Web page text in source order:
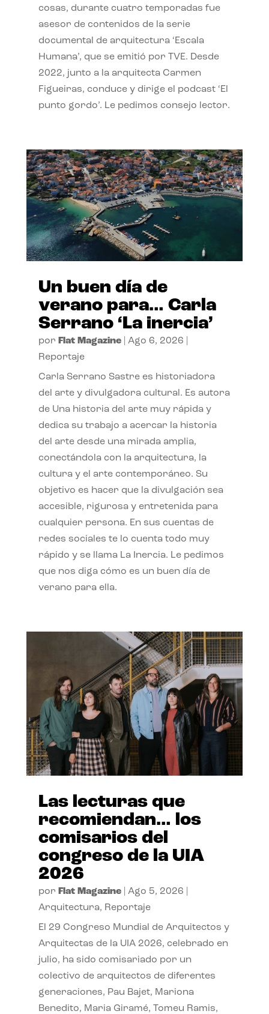
cosas, durante cuatro temporadas fue
asesor de contenidos de la serie
documental de arquitectura ‘Escala
Humana’, que se emitió por TVE. Desde
2022, junto a la arquitecta Carmen
Figueiras, conduce y dirige el podcast ‘El
punto gordo’. Le pedimos consejo lector.
Un buen día de
verano para… Carla
Serrano ‘La inercia’
por Flat Magazine| Ago 6, 2026
Reportaje
Carla Serrano Sastre es historiadora
del arte y divulgadora cultural. Es autora
de Una historia del arte muy rápida y
dedica su trabajo a acercar la historia
del arte desde una mirada amplia,
conectándola con la arquitectura, la
cultura y el arte contemporáneo. Su
objetivo es hacer que la divulgación sea
accesible, rigurosa y entretenida para
cualquier persona. En sus cuentas de
redes sociales te lo cuenta todo muy
rápido y se llama La Inercia. Le pedimos
que nos diga cómo es un buen día de
verano para ella.
Las lecturas que
recomiendan… los
comisarios del
congreso de la UIA
2026
por Flat Magazine| Ago 5, 2026
Arquitectura, Reportaje
El 29 Congreso Mundial de Arquitectos y
Arquitectas de la UIA 2026, celebrado en
julio, ha sido comisariado por un
colectivo de arquitectos de diferentes
generaciones, Pau Bajet, Mariona
Benedito, Maria Giramé, Tomeu Ramis,